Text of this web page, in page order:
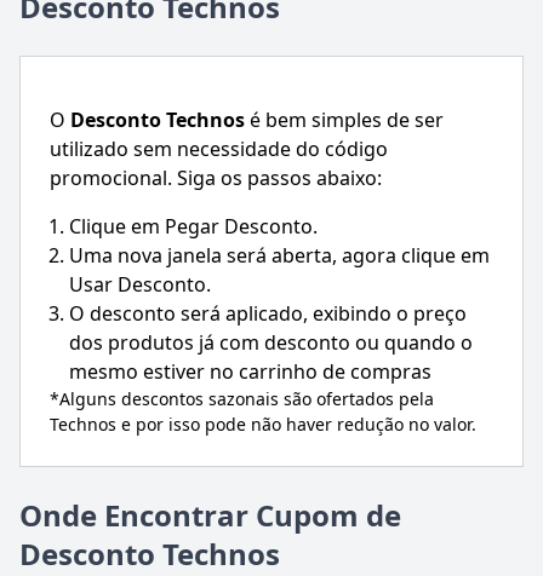
O DescontoTechnosé bem simples de ser
utilizado sem necessidade do código
promocional. Siga os passos abaixo:
Clique em Pegar Desconto.
Uma nova janela será aberta, agora clique em
Usar Desconto.
O desconto será aplicado, exibindo o preço
dos produtos já com desconto ou quando o
mesmo estiver no carrinho de compras
*Alguns descontos sazonais são ofertados pela
Technos e por isso pode não haver redução no valor.
Onde Encontrar Cupom de
Desconto Technos